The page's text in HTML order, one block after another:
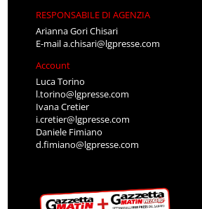
RESPONSABILE DI AGENZIA
Arianna Gori Chisari
E-maila.chisari@lgpresse.com
Account
Luca Torino
l.torino@lgpresse.com
Ivana Cretier
i.cretier@lgpresse.com
Daniele Fimiano
d.fimiano@lgpresse.com